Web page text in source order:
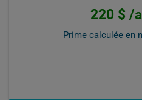
220 $ /
Prime calculée en